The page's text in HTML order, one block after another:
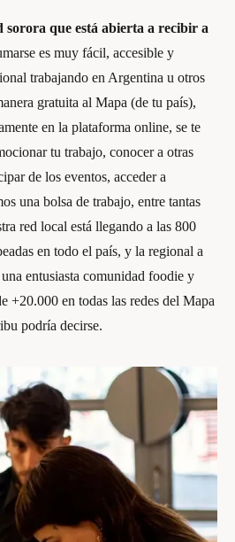
sorora que está abierta a recibir a
es muy fácil, accesible y
trabajando en Argentina u otros
gratuita al Mapa (de tu país),
en la plataforma online, se te
tu trabajo, conocer a otras
de los eventos, acceder a
una bolsa de trabajo, entre tantas
red local está llegando a las 800
en todo el país, y la regional a
entusiasta comunidad foodie y
+20.000 en todas las redes del Mapa
podría decirse.